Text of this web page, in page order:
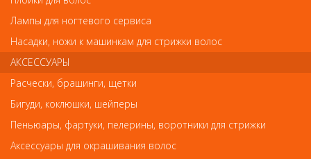
сайте. Несовпадение внешнего вида и комплектности
реального товара с фотографиями и описанием на сайте не
является показателем ненадлежащего качества товара.
Так же советуем посмотреть
Лампы для ногтевого сервиса
Насадки, ножи к машинкам для стрижки волос
АКСЕССУАРЫ
Расчески, брашинги, щетки
Бигуди, коклюшки, шейперы
Пеньюары, фартуки, пелерины, воротники для стрижки
Аксессуары для окрашивания волос